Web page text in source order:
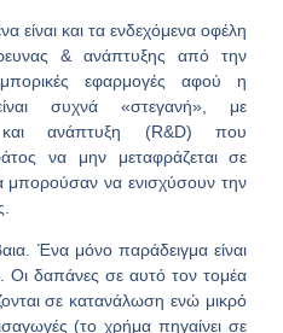
είναι και τα ενδεχόμενα οφέλη
& ανάπτυξης από την
εφαρμογές αφού η
συχνά «στεγανή», με
ανάπτυξη (R&D) που
να μην μεταφράζεται σε
μπορούσαν να ενισχύσουν την
Ένα μόνο παράδειγμα είναι
Οι δαπάνες σε αυτό τον τομέα
σε κατανάλωση ενώ μικρό
(το χρήμα πηγαίνει σε